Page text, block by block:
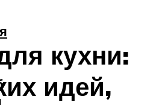
кухни:
идей,